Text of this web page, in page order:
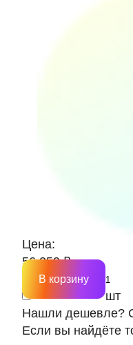
Цена:
56 259 ₽
шт
В корзину
Нашли дешевле?
Если вы найдёте